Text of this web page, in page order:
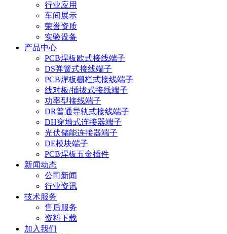
行业应用
车间展示
荣誉资质
实验设备
产品中心
PCB焊板欧式接线端子
DS弹簧式接线端子
PCB焊板栅栏式接线端子
线对板/插拔式接线端子
功率型接线端子
DR普通导轨式接线端子
DH穿墙式连接器端子
光伏储能连接器端子
DE模块端子
PCB焊板五金插件
新闻动态
公司新闻
行业资讯
技术服务
售后服务
资料下载
加入我们